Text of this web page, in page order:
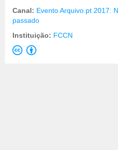
Canal: Evento Arquivo.pt 2017:
passado
Instituição: FCCN